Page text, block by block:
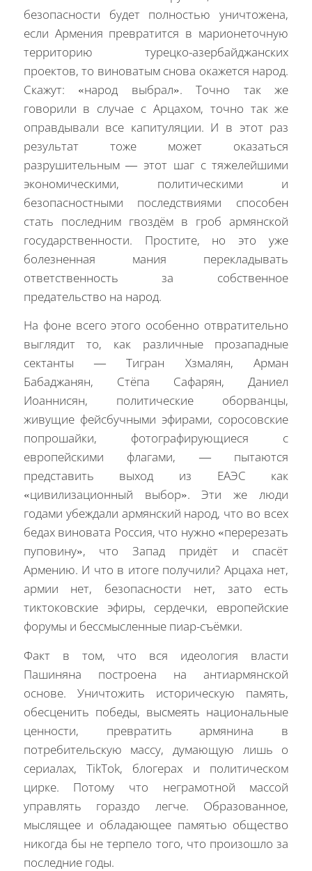
безопасности будет полностью уничтожена,
если Армения превратится в марионеточную
территорию турецко-азербайджанских
проектов, то виноватым снова окажется народ.
Скажут: «народ выбрал». Точно так же
говорили в случае с Арцахом, точно так же
оправдывали все капитуляции. И в этот раз
результат тоже может оказаться
разрушительным — этот шаг с тяжелейшими
экономическими, политическими и
безопасностными последствиями способен
стать последним гвоздём в гроб армянской
государственности. Простите, но это уже
болезненная мания перекладывать
ответственность за собственное
предательство на народ.
На фоне всего этого особенно отвратительно
выглядит то, как различные прозападные
сектанты — Тигран Хзмалян, Арман
Бабаджанян, Стёпа Сафарян, Даниел
Иоаннисян, политические оборванцы,
живущие фейсбучными эфирами, соросовские
попрошайки, фотографирующиеся с
европейскими флагами, — пытаются
представить выход из ЕАЭС как
«цивилизационный выбор». Эти же люди
годами убеждали армянский народ, что во всех
бедах виновата Россия, что нужно «перерезать
пуповину», что Запад придёт и спасёт
Армению. И что в итоге получили? Арцаха нет,
армии нет, безопасности нет, зато есть
тиктоковские эфиры, сердечки, европейские
форумы и бессмысленные пиар-съёмки.
Факт в том, что вся идеология власти
Пашиняна построена на антиармянской
основе. Уничтожить историческую память,
обесценить победы, высмеять национальные
ценности, превратить армянина в
потребительскую массу, думающую лишь о
сериалах, TikTok, блогерах и политическом
цирке. Потому что неграмотной массой
управлять гораздо легче. Образованное,
мыслящее и обладающее памятью общество
никогда бы не терпело того, что произошло за
последние годы.